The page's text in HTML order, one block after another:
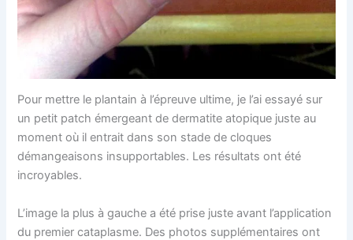
Pour mettre le plantain à l’épreuve ultime, je l’ai essayé sur
un petit patch émergeant de dermatite atopique juste au
moment où il entrait dans son stade de cloques
démangeaisons insupportables. Les résultats ont été
incroyables.
L’image la plus à gauche a été prise juste avant l’application
du premier cataplasme. Des photos supplémentaires ont